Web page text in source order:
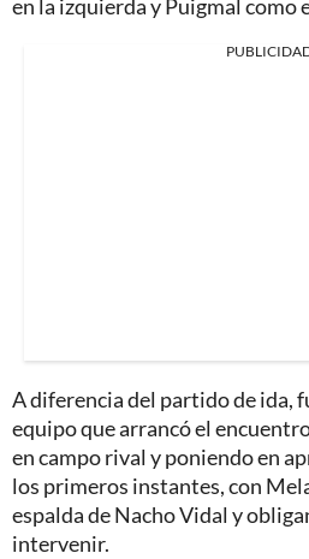
en la izquierda y Puigmal como
A diferencia del partido de ida,
equipo que arrancó el
en campo rival y poniendo en
los primeros instantes, con
espalda de Nacho Vidal y
intervenir.